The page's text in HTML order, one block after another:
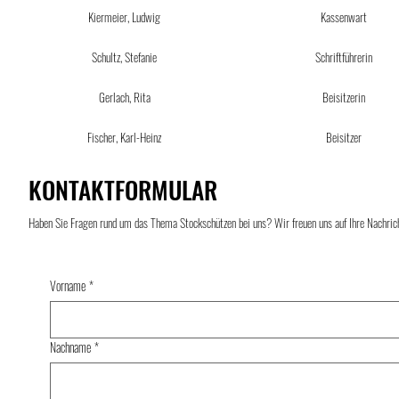
Kiermeier, Ludwig Kassenwart
Schultz, Stefanie Schriftführerin
Gerlach, Rita Beisitzerin
Fischer, Karl-Heinz Beisitzer
Vorname*
Nachname*
KONTAKTFORMULAR
Haben Sie Fragen rund um das Thema Stockschützen bei uns? Wir freuen uns auf Ihre